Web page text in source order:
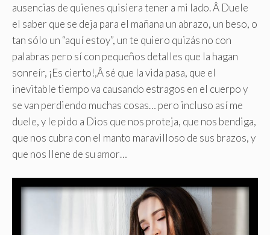
ausencias de quienes quisiera tener a mi lado.Â Duele
el saber que se deja para el mañana un abrazo, un beso, o
tan sólo un “aquí estoy”, un te quiero quizás no con
palabras pero sí con pequeños detalles que la hagan
sonreír, ¡Es cierto!,Â sé que la vida pasa, que el
inevitable tiempo va causando estragos en el cuerpo y
se van perdiendo muchas cosas… pero incluso así me
duele, y le pido a Dios que nos proteja, que nos bendiga,
que nos cubra con el manto maravilloso de sus brazos, y
que nos llene de su amor…